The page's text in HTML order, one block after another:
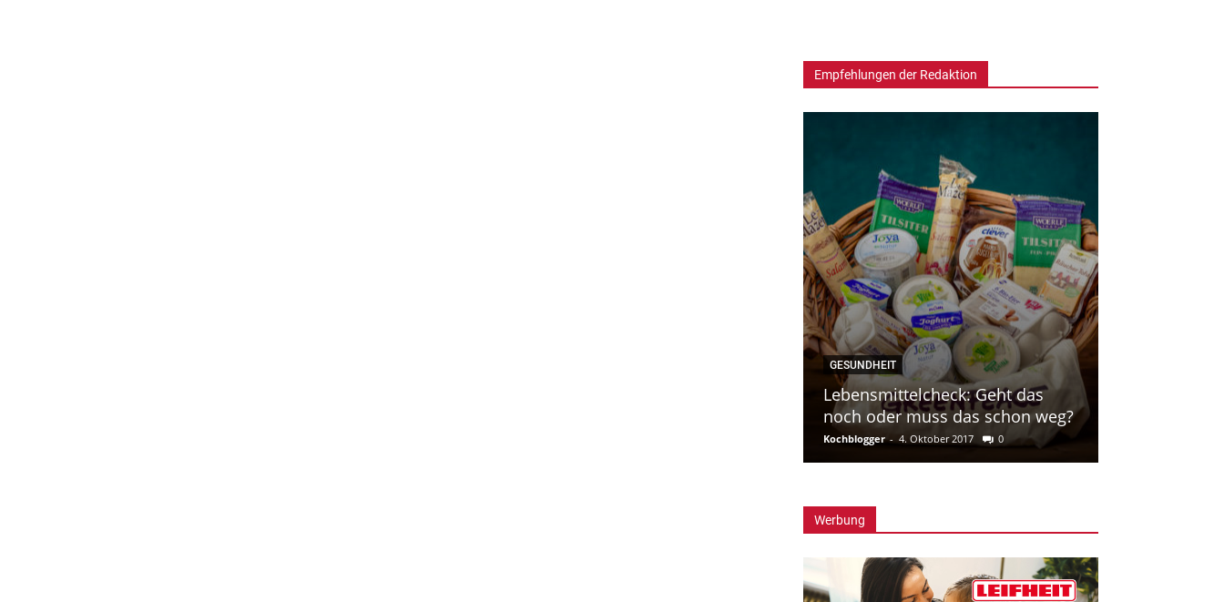
Empfehlungen der Redaktion
GESUNDHEIT
Lebensmittelcheck: Geht das
noch oder muss das schon weg?
Kochblogger - 4. Oktober 2017 0
Werbung